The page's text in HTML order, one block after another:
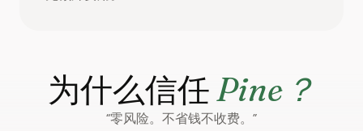
为什么信任Pine？
“零风险。不省钱不收费。”